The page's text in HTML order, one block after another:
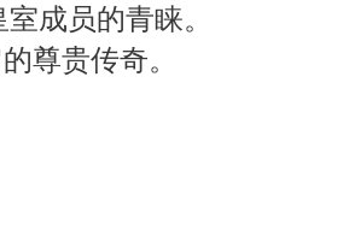
成员的青睐。
尊贵传奇。